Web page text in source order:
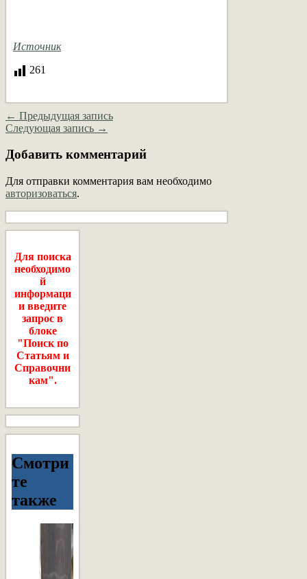
Источник
261
← Предыдущая запись
Следующая запись →
Добавить комментарий
Для отправки комментария вам необходимо
авторизоваться.
Для поиска
необходимо
й
информаци
и введите
запрос в
блоке
"Поиск по
Статьям и
Справочни
кам".
Смотри
те
также